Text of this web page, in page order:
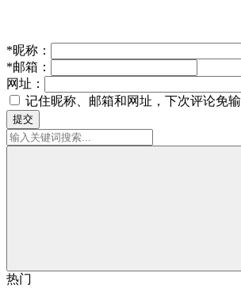
*昵称：
*邮箱：
网址：
记住昵称、邮箱和网址，下次评论免输
提交
热门